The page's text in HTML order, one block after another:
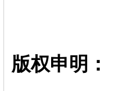
版权申明：